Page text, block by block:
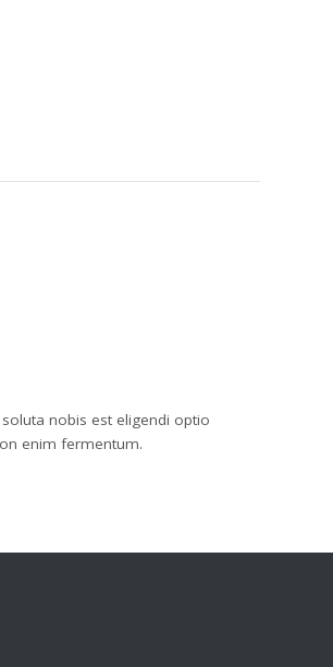
nobis est eligendi optio
enim fermentum.